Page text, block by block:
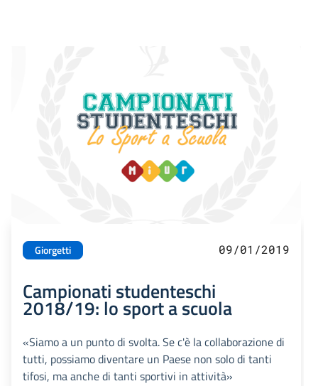
Giorgetti 09/01/2019
Campionati studenteschi
2018/19: lo sport a scuola
«Siamo a un punto di svolta. Se c'è la collaborazione di
tutti, possiamo diventare un Paese non solo di tanti
tifosi, ma anche di tanti sportivi in attività»